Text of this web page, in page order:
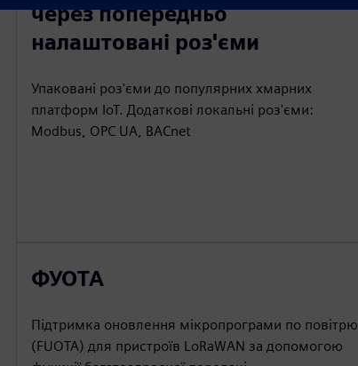
через попередньо
налаштовані роз'єми
Упаковані роз'єми до популярних хмарних
платформ IoT. Додаткові локальні роз'єми:
Modbus, OPC UA, BACnet
ФУОТА
Підтримка оновлення мікропрограми по повітрю
(FUOTA) для пристроїв LoRaWAN за допомогою